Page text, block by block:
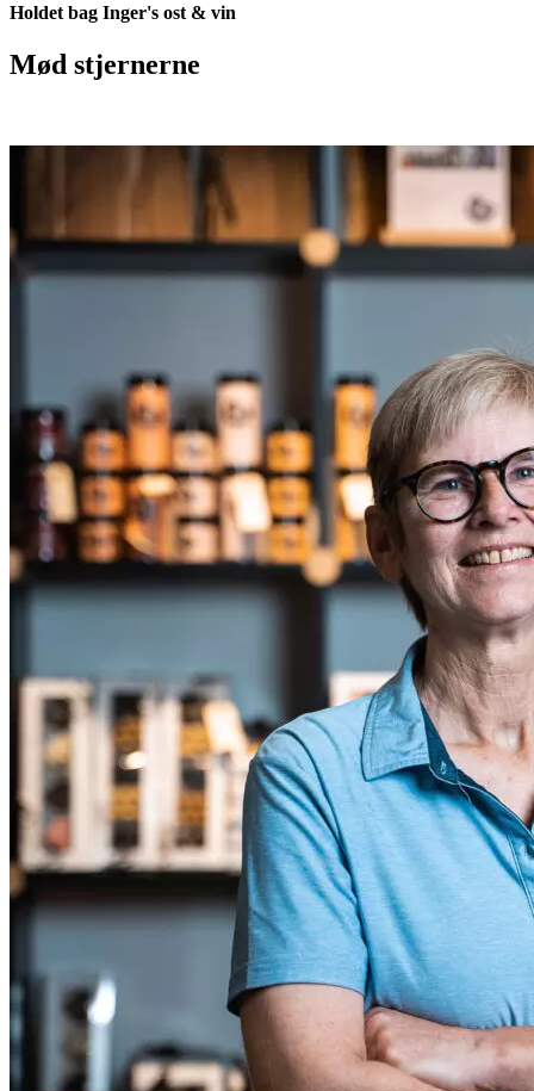
Holdet bag Inger's ost & vin
Mød stjernerne